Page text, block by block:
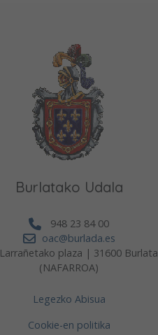
Burlatako Udala
948 23 84 00
oac@burlada.es
Larrañetako plaza | 31600 Burlata
(NAFARROA)
Legezko Abisua
Cookie-en politika